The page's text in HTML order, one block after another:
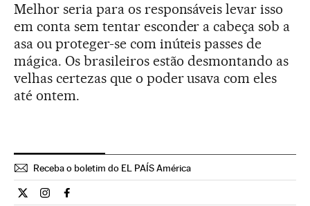
Melhor seria para os responsáveis levar isso
em conta sem tentar esconder a cabeça sob a
asa ou proteger-se com inúteis passes de
mágica. Os brasileiros estão desmontando as
velhas certezas que o poder usava com eles
até ontem.
Receba o boletim do EL PAÍS América
Opiniao El País Brasil en Twitter
Opiniao El País Brasil en Instagram
Opiniao El País Brasil en Facebook